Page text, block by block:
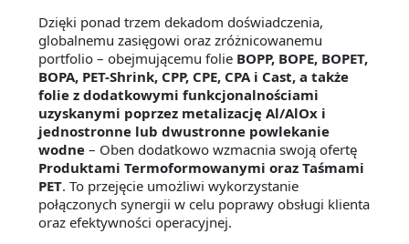
Dzięki ponad trzem dekadom doświadczenia,
globalnemu zasięgowi oraz zróżnicowanemu
portfolio – obejmującemu folie BOPP, BOPE, BOPET,
BOPA, PET-Shrink, CPP, CPE, CPA i Cast, a także
folie z dodatkowymi funkcjonalnościami
uzyskanymi poprzez metalizację Al/AlOx i
jednostronne lub dwustronne powlekanie
wodne – Oben dodatkowo wzmacnia swoją ofertę
Produktami Termoformowanymi oraz Taśmami
PET. To przejęcie umożliwi wykorzystanie
połączonych synergii w celu poprawy obsługi klienta
oraz efektywności operacyjnej.